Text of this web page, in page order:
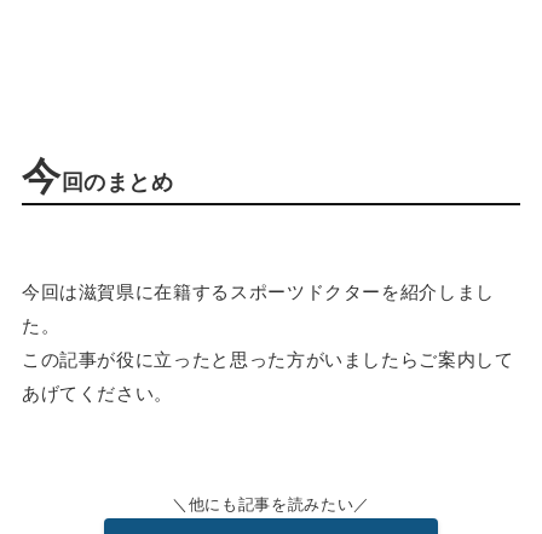
今回のまとめ
今回は滋賀県に在籍するスポーツドクターを紹介しまし
た。
この記事が役に立ったと思った方がいましたらご案内して
あげてください。
他にも記事を読みたい